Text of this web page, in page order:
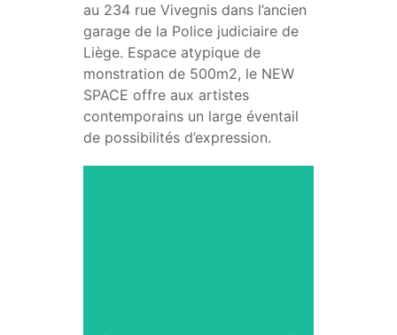
au 234 rue Vivegnis dans l’ancien
garage de la Police judiciaire de
Liège. Espace atypique de
monstration de 500m2, le NEW
SPACE offre aux artistes
contemporains un large éventail
de possibilités d’expression.